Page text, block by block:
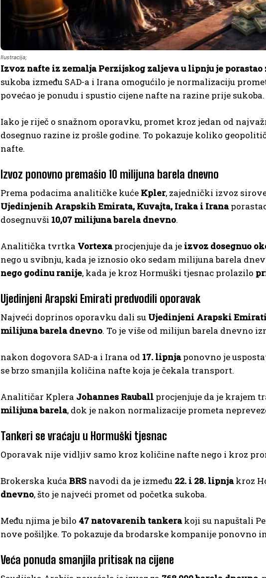
Ilustracija;
Izvoz nafte iz zemalja Perzijskog zaljeva u lipnju je
sukoba između SAD-a i Irana omogućilo je normalizaciju
povećao je ponudu i spustio cijene nafte na razine prije sukoba.
Iako je riječ o snažnom oporavku, promet kroz jedan od
dosegnuo razine iz prošle godine. To pokazuje koliko
nafte.
Izvoz ponovno premašio 10 milijuna barela dnevno
Prema podacima analitičke kuće Kpler, zajednički izvoz
Ujedinjenih Arapskih Emirata, Kuvajta, Iraka i Irana
dosegnuvši 10,07 milijuna barela dnevno.
Analitička tvrtka Vortexaprocjenjuje da je izvoz dosegnuo
nego u svibnju, kada je iznosio oko sedam milijuna barela
nego godinu ranije, kada je kroz Hormuški tjesnac prolazilo
Ujedinjeni Arapski Emirati predvodili oporavak
Najveći doprinos oporavku dali su Ujedinjeni Arapski
milijuna barela dnevno. To je više od milijun barela dnevno
nakon dogovora SAD-a i Irana od 17. lipnjaponovno je
se brzo smanjila količina nafte koja je čekala transport.
Analitičar Kplera Johannes Rauball procjenjuje da je krajem
milijuna barela, dok je nakon normalizacije prometa
Tankeri se vraćaju u Hormuški tjesnac
Oporavak nije vidljiv samo kroz količine nafte nego i kroz
Brokerska kuća BRS navodi da je između 22. i 28. lipnjakroz
dnevno, što je najveći promet od početka sukoba.
Među njima je bilo 47 natovarenih tankerakoji su napuštali
nove pošiljke. To pokazuje da brodarske kompanije ponovno
Veća ponuda smanjila pritisak na cijene